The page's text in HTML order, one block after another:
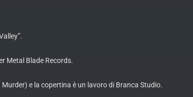
Metal Blade Records.
e la copertina è un lavoro di Branca Studio.